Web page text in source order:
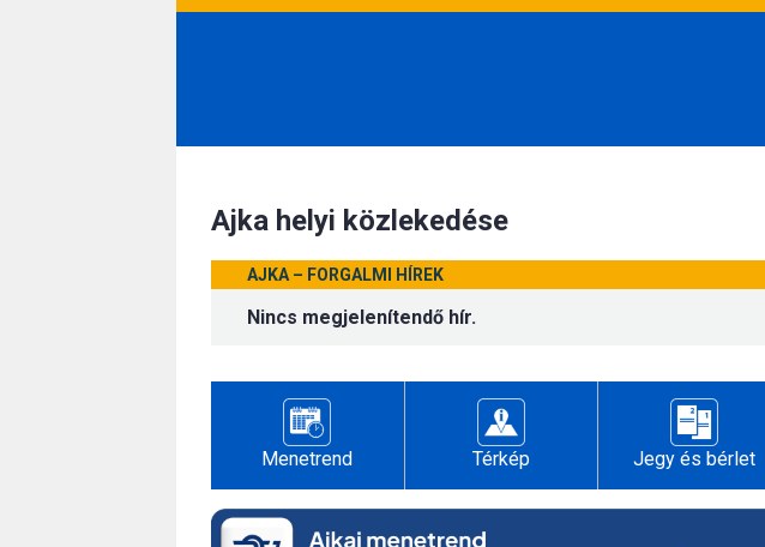
Ajka helyi közlekedése
AJKA – FORGALMI HÍREK
Nincs megjelenítendő hír.
Menetrend Térkép Jegy és bérlet